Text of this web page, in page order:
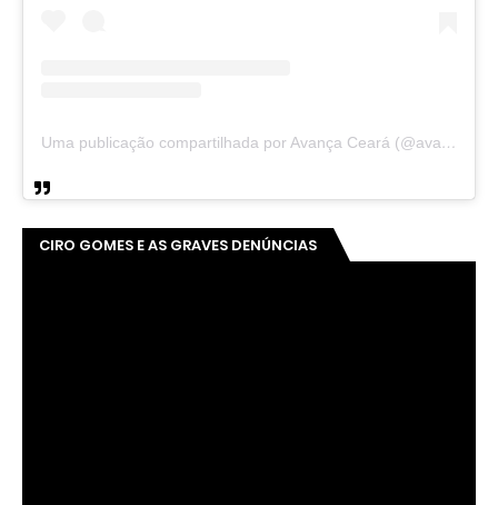
Uma publicação compartilhada por Avança Ceará (@avancaceara)
CIRO GOMES E AS GRAVES DENÚNCIAS